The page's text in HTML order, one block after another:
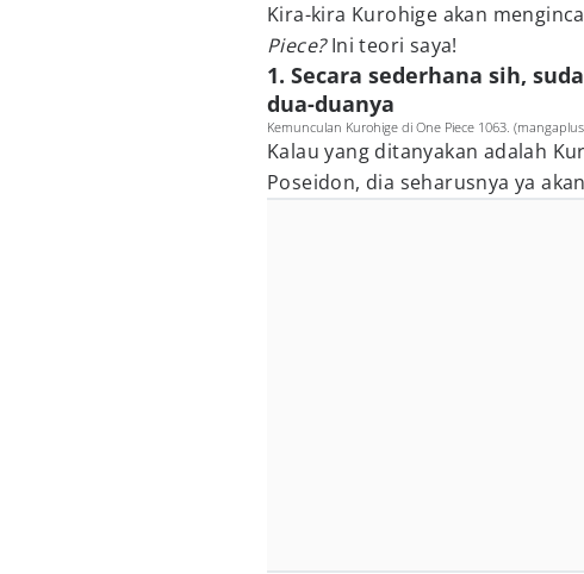
Kira-kira Kurohige akan
Piece?Ini teori saya!
1. Secara sederhana sih,
dua-duanya
Kemunculan Kurohige di One Piece 1063.
Kalau yang ditanyakan adalah
Poseidon, dia seharusnya ya